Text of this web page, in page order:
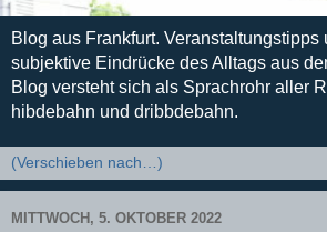
Blog aus Frankfurt. Veranstaltungstipps
subjektive Eindrücke des Alltags aus
Blog versteht sich als Sprachrohr aller
hibdebahn und dribbdebahn.
MITTWOCH, 5. OKTOBER 2022